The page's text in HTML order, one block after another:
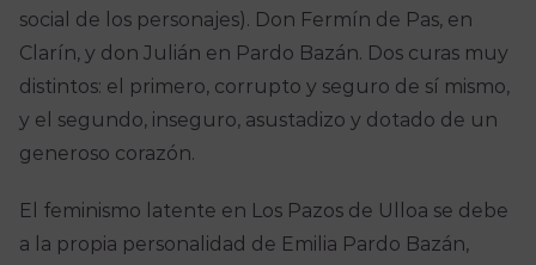
social de los personajes). Don Fermín de Pas, en
Clarín, y don Julián en Pardo Bazán. Dos curas muy
distintos: el primero, corrupto y seguro de sí mismo,
y el segundo, inseguro, asustadizo y dotado de un
generoso corazón.
El feminismo latente en Los Pazos de Ulloa se debe
a la propia personalidad de Emilia Pardo Bazán,